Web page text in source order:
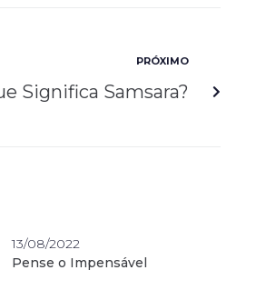
PRÓXIMO
Significa Samsara?
13/08/2022
Pense o Impensável